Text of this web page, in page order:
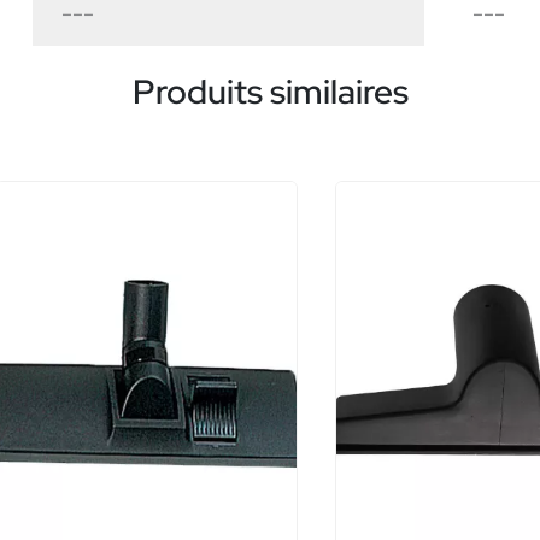
--- ---
Produits similaires